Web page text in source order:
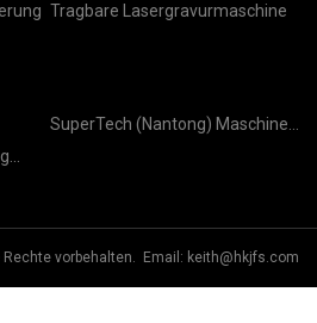
Tragbare Lasergravurmaschine
SuperTech (Nantong) Maschine
vorbehalten. Email: keith@hkjfs.com